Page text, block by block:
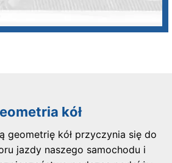
kół
geometrię kół przyczynia się do
jazdy naszego samochodu i